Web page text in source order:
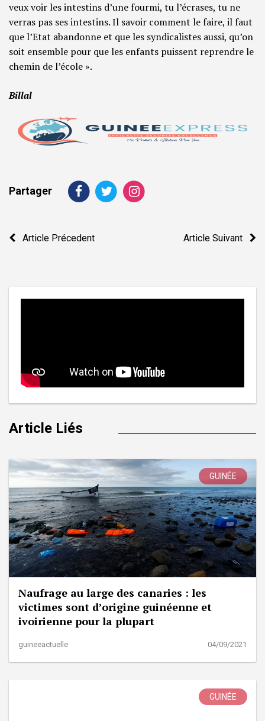
veux voir les intestins d’une fourmi, tu l’écrases, tu ne
verras pas ses intestins. Il savoir comment le faire, il faut
que l’Etat abandonne et que les syndicalistes aussi, qu’on
soit ensemble pour que les enfants puissent reprendre le
chemin de l’école ».
Billal
Partager
Navigation
Article Précedent Article Suivant
Article Liés
GUINÉE
Naufrage au large des canaries : les
victimes sont d’origine guinéenne et
ivoirienne pour la plupart
guineeactuelle 04/09/2021
GUINÉE